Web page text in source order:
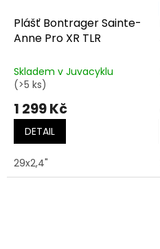
Plášť Bontrager Sainte-
Anne Pro XR TLR
Skladem v Juvacyklu
(>5 ks)
1 299 Kč
DETAIL
29x2,4"